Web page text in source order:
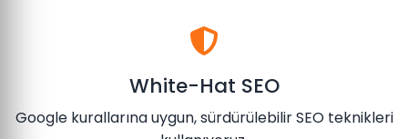
White-Hat SEO
Google kurallarına uygun, sürdürülebilir SEO teknikleri